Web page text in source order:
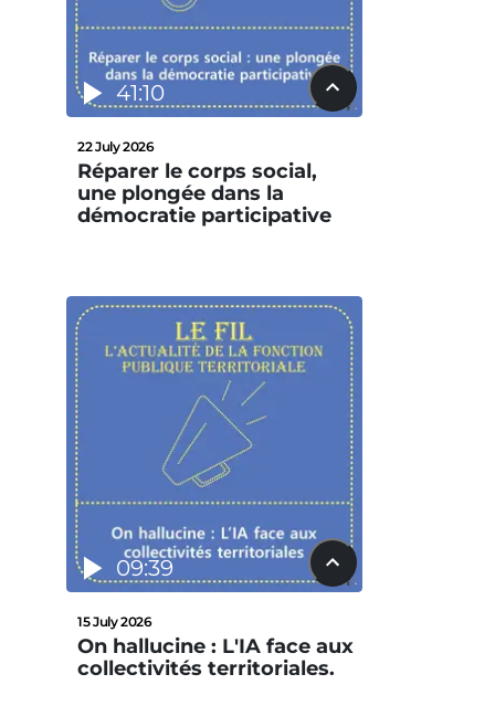
41:10
22 July 2026
Réparer le corps social,
une plongée dans la
démocratie participative
09:39
15 July 2026
On hallucine : L'IA face aux
collectivités territoriales.